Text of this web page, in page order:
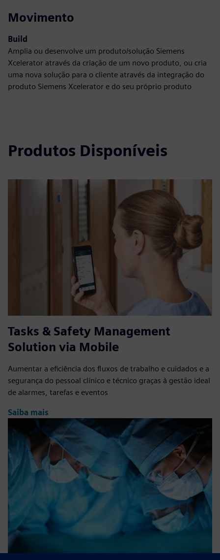
Movimento
Build
Amplia ou desenvolve um produto/solução Siemens
Xcelerator através da criação de um novo produto, ou cria
uma nova solução para o cliente através da integração do
produto Siemens Xcelerator e do seu próprio produto
Produtos Disponíveis
Tasks & Safety Management
Solution via Mobile
Aumentar a eficiência dos fluxos de trabalho e cuidados e a
segurança do pessoal clínico e técnico graças à gestão ideal
de alarmes, tarefas e eventos
Saiba mais